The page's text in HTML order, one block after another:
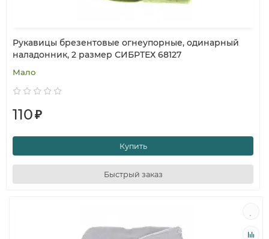
Рукавицы брезентовые огнеупорные, одинарный
наладонник, 2 размер СИБРТЕХ 68127
Мало
110₽
Купить
Быстрый заказ